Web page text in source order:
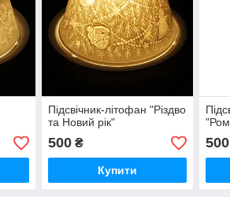
Підсвічник-літофан "Різдво
та Новий рік"
500₴
Купити
500